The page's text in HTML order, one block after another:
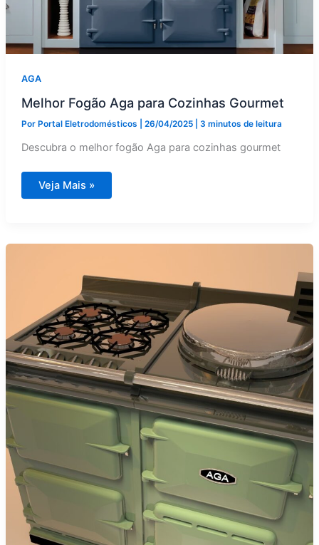
AGA
Melhor Fogão Aga para Cozinhas Gourmet
Por Portal Eletrodomésticos 26/04/2025 3 minutos de leitura
Descubra o melhor fogão Aga para cozinhas gourmet
Melhor
Fogão
Veja Mais »